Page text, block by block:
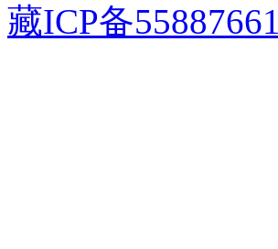
藏ICP备55887661